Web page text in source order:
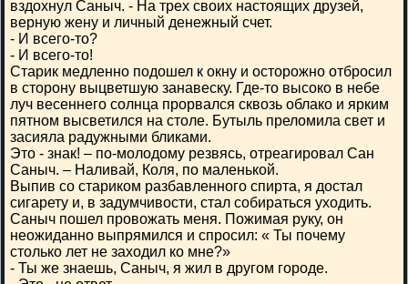
вздохнул Саныч. - На трех своих настоящих друзей,
верную жену и личный денежный счет.
- И всего-то?
- И всего-то!
Старик медленно подошел к окну и осторожно отбросил
в сторону выцветшую занавеску. Где-то высоко в небе
луч весеннего солнца прорвался сквозь облако и ярким
пятном высветился на столе. Бутыль преломила свет и
засияла радужными бликами.
Это - знак! – по-молодому резвясь, отреагировал Сан
Саныч. – Наливай, Коля, по маленькой.
Выпив со стариком разбавленного спирта, я достал
сигарету и, в задумчивости, стал собираться уходить.
Саныч пошел провожать меня. Пожимая руку, он
неожиданно выпрямился и спросил: « Ты почему
столько лет не заходил ко мне?»
- Ты же знаешь, Саныч, я жил в другом городе.